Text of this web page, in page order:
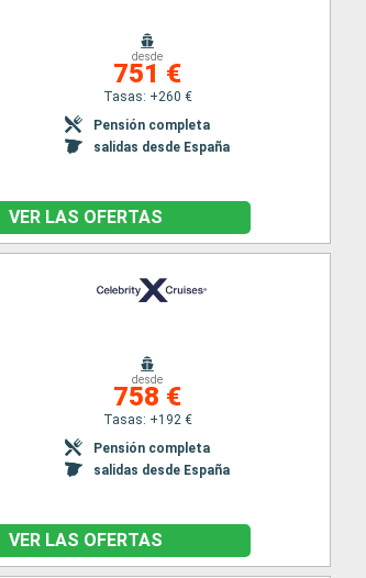
desde
751 €
Tasas: +260 €
Pensión completa
salidas desde España
VER LAS OFERTAS
desde
758 €
Tasas: +192 €
Pensión completa
salidas desde España
VER LAS OFERTAS